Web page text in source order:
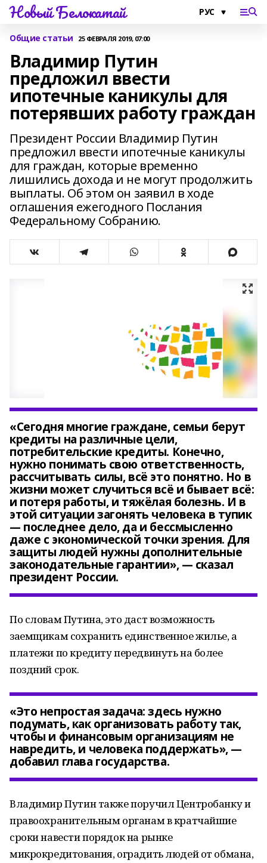
Новый Белокатай
Общие статьи 25 ФЕВРАЛЯ 2019, 07:00
Владимир Путин
предложил ввести
ипотечные каникулы для
потерявших работу граждан
Президент России Владимир Путин
предложил ввести ипотечные каникулы
для граждан, которые временно
лишились дохода и не могут продолжить
выплаты. Об этом он заявил в ходе
оглашения ежегодного Послания
Федеральному Собранию.
«Сегодня многие граждане, семьи берут
кредиты на различные цели,
потребительские кредиты. Конечно,
нужно понимать свою ответственность,
рассчитывать силы, всё это понятно. Но в
жизни может случиться всё и бывает всё:
и потеря работы, и тяжёлая болезнь. И в
этой ситуации загонять человека в тупик
— последнее дело, да и бессмысленно
даже с экономической точки зрения. Для
защиты людей нужны дополнительные
законодательные гарантии», — сказал
президент России.
По словам Путина, это даст возможность
заемщикам сохранить единственное жилье, а
платежи по кредиту передвинуть на более
поздний срок.
«Это непростая задача: здесь нужно
подумать, как организовать работу так,
чтобы и финансовым организациям не
навредить, и человека поддержать», —
добавил глава государства.
Владимир Путин также поручил Центробанку и
правоохранительным органам в кратчайшие
сроки навести порядок на рынке
микрокредитования, оградить людей от обмана,